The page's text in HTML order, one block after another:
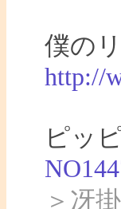
僕の
http://
ピッ
＞冴